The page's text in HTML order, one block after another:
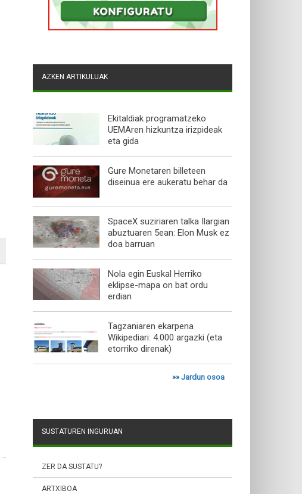
AZKEN ARTIKULUAK
Ekitaldiak programatzeko
UEMAren hizkuntza irizpideak
eta gida
Gure Monetaren billeteen
diseinua ere aukeratu behar da
SpaceX suziriaren talka Ilargian
abuztuaren 5ean: Elon Musk ez
doa barruan
Nola egin Euskal Herriko
eklipse-mapa on bat ordu
erdian
Tagzaniaren ekarpena
Wikipediari: 4.000 argazki (eta
etorriko direnak)
»»Jardun osoa
SUSTATUREN INGURUAN
ZER DA SUSTATU?
ARTXIBOA